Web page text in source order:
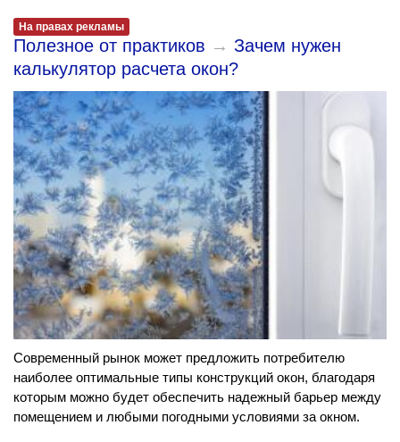
На правах рекламы
Полезное от практиков → Зачем нужен
калькулятор расчета окон?
Современный рынок может предложить потребителю
наиболее оптимальные типы конструкций окон, благодаря
которым можно будет обеспечить надежный барьер между
помещением и любыми погодными условиями за окном.